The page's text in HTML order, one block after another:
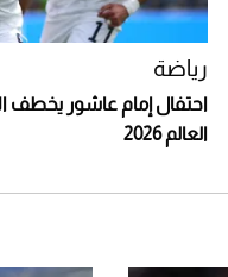
رياضة
احتفال إمام عاشور يخطف
العالم 2026